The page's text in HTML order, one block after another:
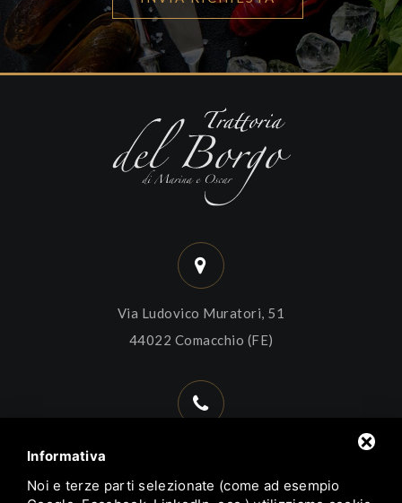
Via Ludovico Muratori, 51
44022 Comacchio (FE)
Informativa
Noi e terze parti selezionate (come ad esempio